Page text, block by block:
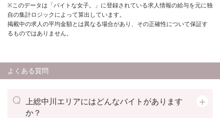
※このデータは「バイトな女子。」に登録されている求人情報の給与を元に独
自の集計ロジックによって算出しています。
掲載中の求人の平均金額とは異なる場合があり、その正確性について保証す
るものではありません。
よくある質問
上総中川エリアにはどんなバイトがあります
か？